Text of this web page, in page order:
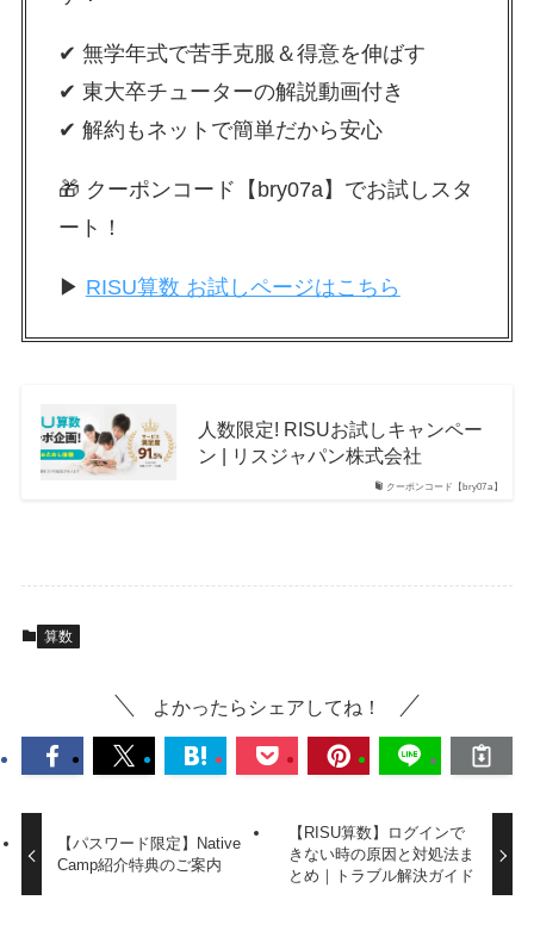
✔ 無学年式で苦手克服＆得意を伸ばす
✔ 東大卒チューターの解説動画付き
✔ 解約もネットで簡単だから安心
🎁 クーポンコード【bry07a】でお試しスタ
ート！
▶ RISU算数 お試しページはこちら
クーポンコード【bry07a】
人数限定! RISUお試しキャンペー
ン | リスジャパン株式会社
算数
よかったらシェアしてね！
【パスワード限定】Native
Camp紹介特典のご案内
【RISU算数】ログインで
きない時の原因と対処法ま
とめ｜トラブル解決ガイド